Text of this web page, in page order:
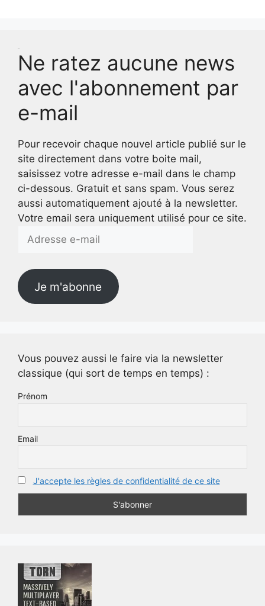
Ne ratez aucune news
avec l'abonnement par
e-mail
Pour recevoir chaque nouvel article publié sur le
site directement dans votre boite mail,
saisissez votre adresse e-mail dans le champ
ci-dessous. Gratuit et sans spam. Vous serez
aussi automatiquement ajouté à la newsletter.
Votre email sera uniquement utilisé pour ce site.
Adresse
Je m'abonne
Vous pouvez aussi le faire via la newsletter
classique (qui sort de temps en temps) :
Prénom
Email
J'accepte les règles de confidentialité de ce site